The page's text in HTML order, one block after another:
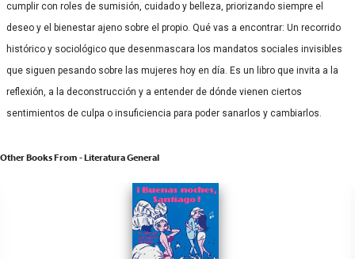
cumplir con roles de sumisión, cuidado y belleza, priorizando siempre el
deseo y el bienestar ajeno sobre el propio. Qué vas a encontrar: Un recorrido
histórico y sociológico que desenmascara los mandatos sociales invisibles
que siguen pesando sobre las mujeres hoy en día. Es un libro que invita a la
reflexión, a la deconstrucción y a entender de dónde vienen ciertos
sentimientos de culpa o insuficiencia para poder sanarlos y cambiarlos.
Other Books From - Literatura General